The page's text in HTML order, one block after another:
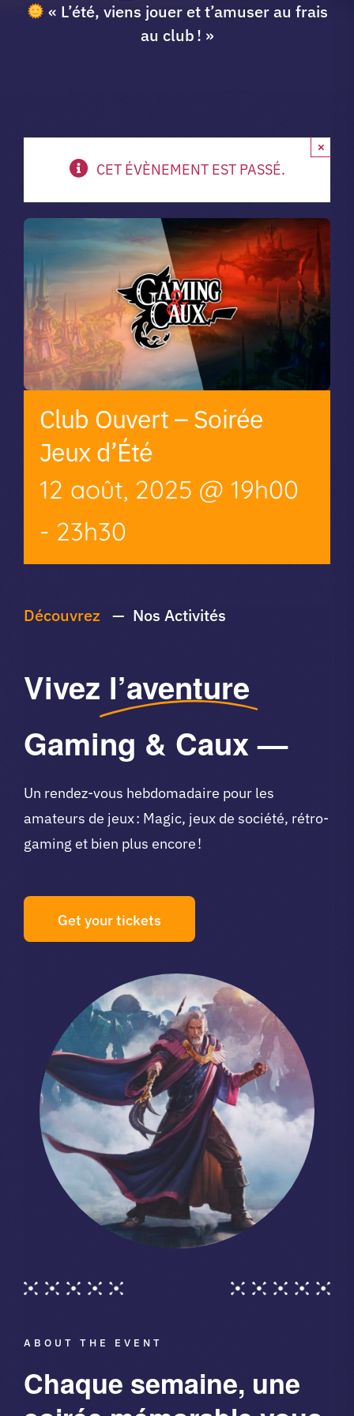
A propos du club
Vibe Game
« L’été, viens jouer et t’amuser au frais
au club ! »
CET ÉVÈNEMENT EST PASSÉ.
×
Club Ouvert – Soirée
Jeux d’Été
12 août, 2025 @ 19h00
- 23h30
Découvrez — Nos Activités
Vivez l’aventure
Gaming & Caux —
Un rendez-vous hebdomadaire pour les
amateurs de jeux : Magic, jeux de société, rétro-
gaming et bien plus encore !
Get your tickets
ABOUT THE EVENT
Chaque semaine, une